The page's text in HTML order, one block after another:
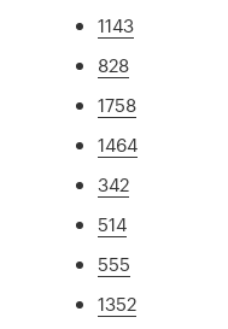
1143
828
1758
1464
342
514
555
1352